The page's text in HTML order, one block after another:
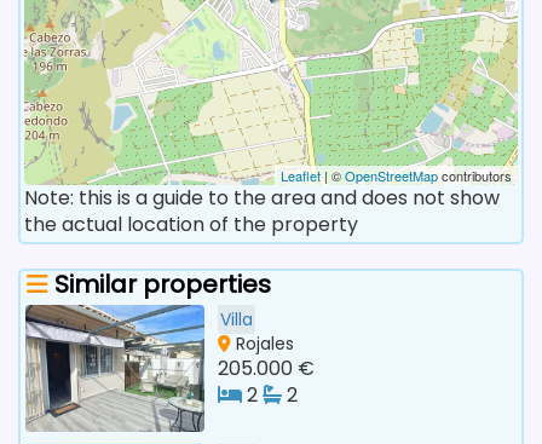
Leaflet| ©OpenStreetMapcontributors
Note: this is a guide to the area and does not show
the actual location of the property
Similar properties
Villa
Rojales
205.000 €
2
2